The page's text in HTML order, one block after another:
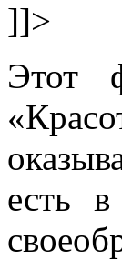
]]>
Этот
есть